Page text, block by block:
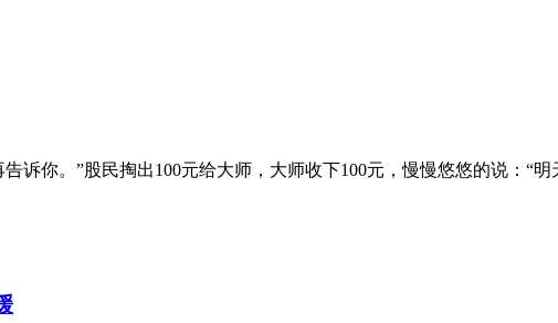
诉你。”股民掏出100元给大师，大师收下100元，慢慢悠悠的说：“明